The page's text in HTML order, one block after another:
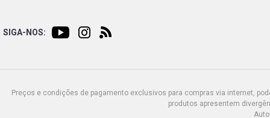
SIGA-NOS:
Preços e condições de pagamento exclusivos para compras via internet,
produtos apresentem